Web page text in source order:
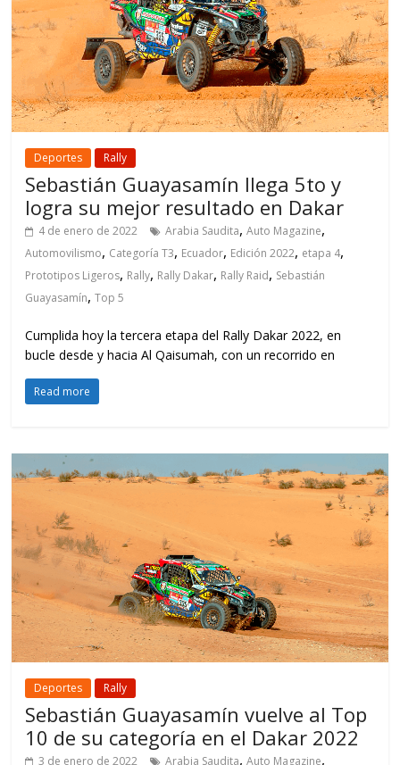
Deportes Rally
Sebastián Guayasamín llega 5to y
logra su mejor resultado en Dakar
4 de enero de 2022 Arabia Saudita,Auto Magazine,
Automovilismo, Categoría T3, Ecuador, Edición 2022, etapa 4,
Prototipos Ligeros, Rally, Rally Dakar, Rally Raid, Sebastián
Guayasamín,Top 5
Cumplida hoy la tercera etapa del Rally Dakar 2022, en
bucle desde y hacia Al Qaisumah, con un recorrido en
Read more
Deportes Rally
Sebastián Guayasamín vuelve al Top
10 de su categoría en el Dakar 2022
3 de enero de 2022 Arabia Saudita,Auto Magazine,